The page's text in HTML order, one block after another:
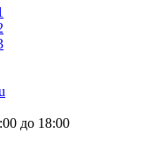
до 18:00